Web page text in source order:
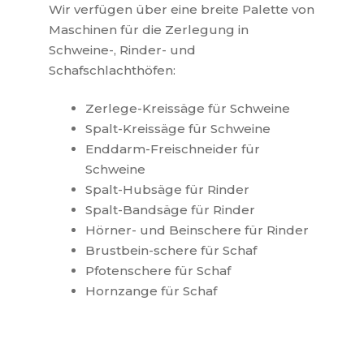
Wir verfügen über eine breite Palette von
Maschinen für die Zerlegung in
Schweine-, Rinder- und
Schafschlachthöfen:
Zerlege-Kreissäge für Schweine
Spalt-Kreissäge für Schweine
Enddarm-Freischneider für
Schweine
Spalt-Hubsäge für Rinder
Spalt-Bandsäge für Rinder
Hörner- und Beinschere für Rinder
Brustbein-schere für Schaf
Pfotenschere für Schaf
Hornzange für Schaf